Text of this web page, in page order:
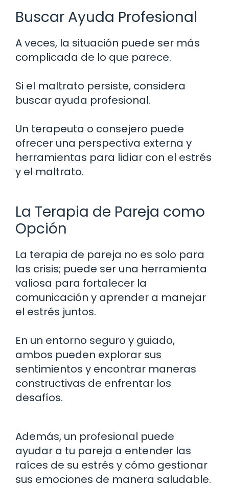
Buscar Ayuda Profesional
A veces, la situación puede ser más
complicada de lo que parece.
Si el maltrato persiste, considera
buscar ayuda profesional.
Un terapeuta o consejero puede
ofrecer una perspectiva externa y
herramientas para lidiar con el estrés
y el maltrato.
La Terapia de Pareja como
Opción
La terapia de pareja no es solo para
las crisis; puede ser una herramienta
valiosa para fortalecer la
comunicación y aprender a manejar
el estrés juntos.
En un entorno seguro y guiado,
ambos pueden explorar sus
sentimientos y encontrar maneras
constructivas de enfrentar los
desafíos.
Además, un profesional puede
ayudar a tu pareja a entender las
raíces de su estrés y cómo gestionar
sus emociones de manera saludable.